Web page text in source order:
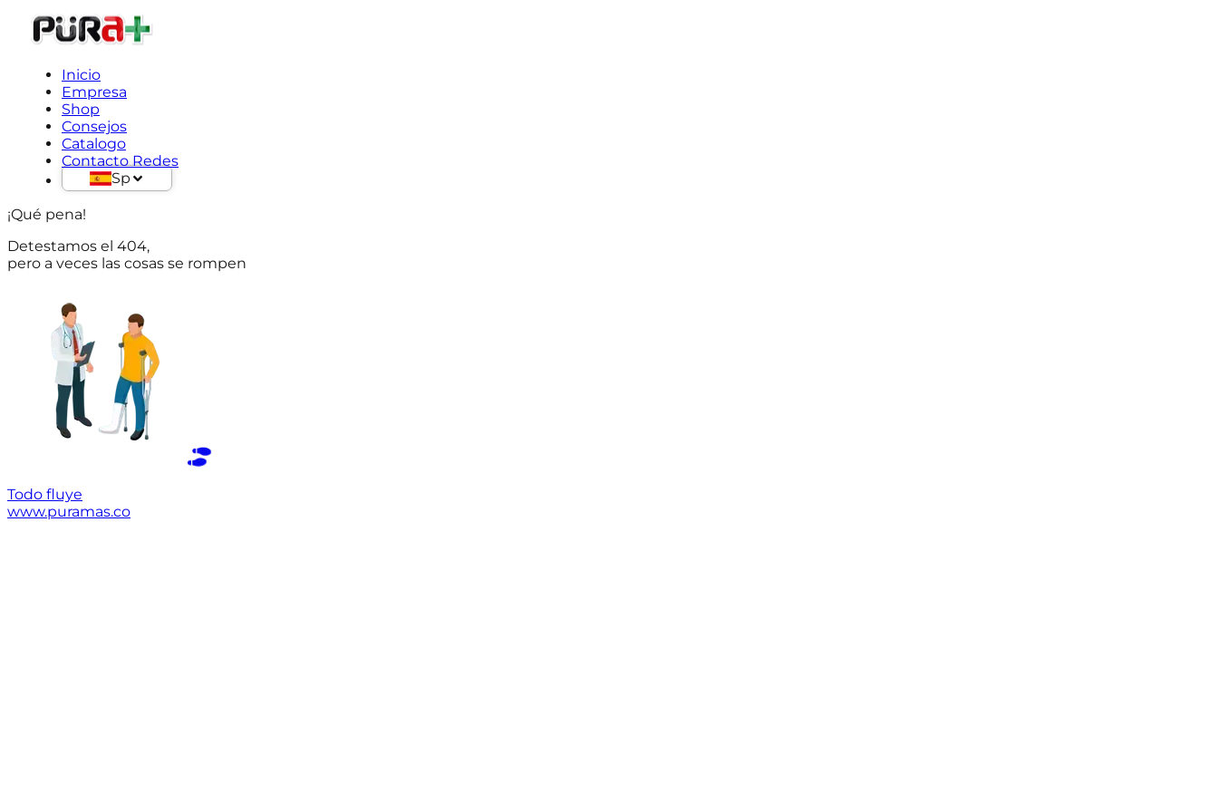
Inicio
Empresa
Shop
Consejos
Catalogo
Contacto Redes
Sp
¡Qué pena!
Detestamos el 404,
pero a veces las cosas se rompen
Todo fluye
www.puramas.co